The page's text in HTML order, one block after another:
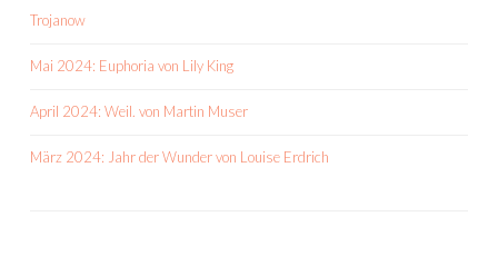
Trojanow
Mai 2024: Euphoria von Lily King
April 2024: Weil. von Martin Muser
März 2024: Jahr der Wunder von Louise Erdrich